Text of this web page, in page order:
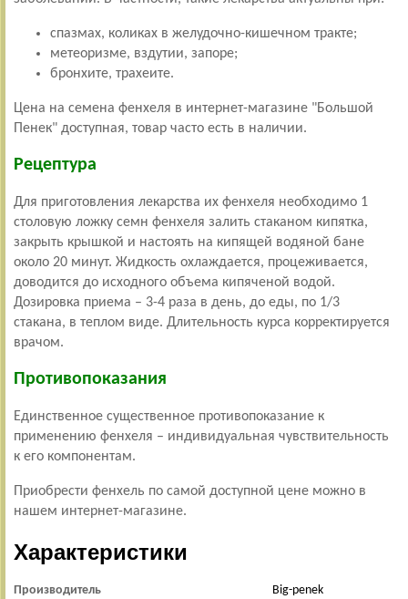
спазмах, коликах в желудочно-кишечном тракте;
метеоризме, вздутии, запоре;
бронхите, трахеите.
Цена на семена фенхеля в интернет-магазине "Большой
Пенек" доступная, товар часто есть в наличии.
Рецептура
Для приготовления лекарства их фенхеля необходимо 1
столовую ложку семн фенхеля залить стаканом кипятка,
закрыть крышкой и настоять на кипящей водяной бане
около 20 минут. Жидкость охлаждается, процеживается,
доводится до исходного объема кипяченой водой.
Дозировка приема – 3-4 раза в день, до еды, по 1/3
стакана, в теплом виде. Длительность курса корректируется
врачом.
Противопоказания
Единственное существенное противопоказание к
применению фенхеля – индивидуальная чувствительность
к его компонентам.
Приобрести фенхель по самой доступной цене можно в
нашем интернет-магазине.
Характеристики
Производитель Big-penek